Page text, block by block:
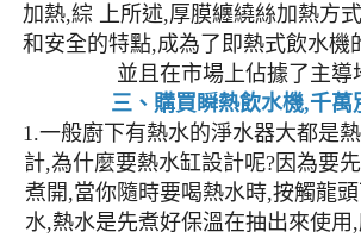
加熱,綜 上所述,厚膜纏繞絲加熱方
和安全的特點,成為了即熱式飲水機
並且在市場上佔據了主導
三、購買瞬熱飲水機,千萬
1.一般廚下有熱水的淨水器大都是
計,為什麼要熱水缸設計呢?因為要
煮開,當你隨時要喝熱水時,按觸龍
水,熱水是先煮好保溫在抽出來使用